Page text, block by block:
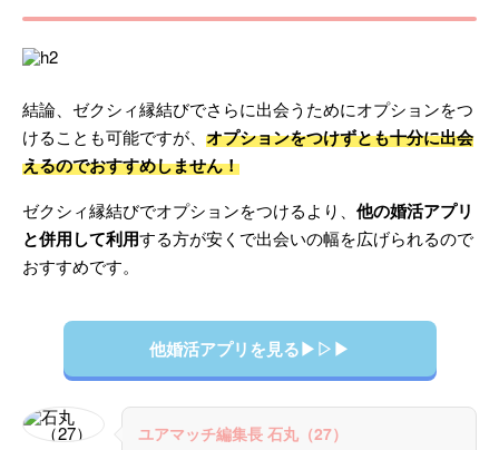
結論、ゼクシィ縁結びでさらに出会うためにオプションをつ
けることも可能ですが、 オプションをつけずとも十分に出会
えるのでおすすめしません！
ゼクシィ縁結びでオプションをつけるより、 他の婚活アプリ
と併用して利用する方が安くで出会いの幅を広げられるので
おすすめです。
他婚活アプリを見る▶︎▷▶︎
ユアマッチ編集長 石丸（27）